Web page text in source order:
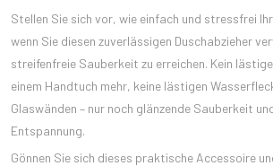
Stellen Sie sich vor, wie einfach und stressfrei
wenn Sie diesen zuverlässigen Duschabzieher
streifenfreie Sauberkeit zu erreichen. Kein
einem Handtuch mehr, keine lästigen
Glaswänden – nur noch glänzende Sauberkeit
Entspannung.
Gönnen Sie sich dieses praktische Accessoire